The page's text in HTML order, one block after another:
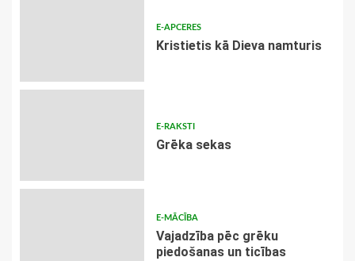
E-APCERES
Kristietis kā Dieva namturis
E-RAKSTI
Grēka sekas
E-MĀCĪBA
Vajadzība pēc grēku
piedošanas un ticības